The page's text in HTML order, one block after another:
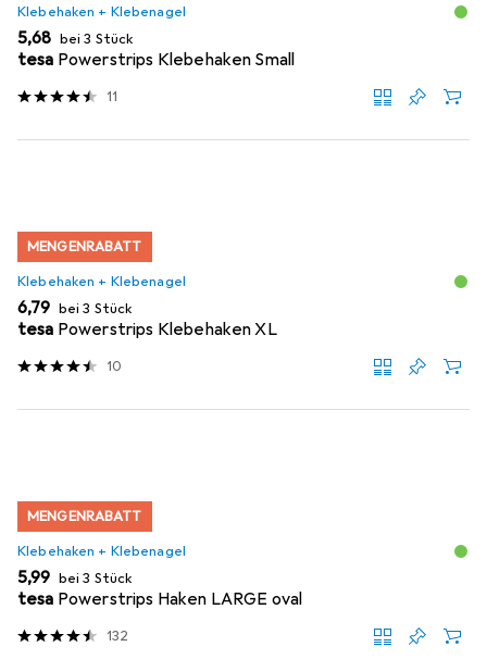
Klebehaken + Klebenagel
EUR
5,68 bei 3 Stück
tesa Powerstrips Klebehaken Small
11
MENGENRABATT
Klebehaken + Klebenagel
EUR
6,79 bei 3 Stück
tesa Powerstrips Klebehaken XL
10
MENGENRABATT
Klebehaken + Klebenagel
EUR
5,99 bei 3 Stück
tesa Powerstrips Haken LARGE oval
132